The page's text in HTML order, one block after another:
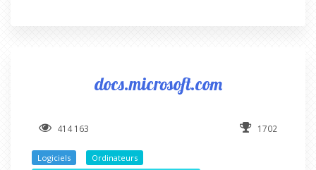
docs.microsoft.com
414 163 1702
Logiciels
Ordinateurs